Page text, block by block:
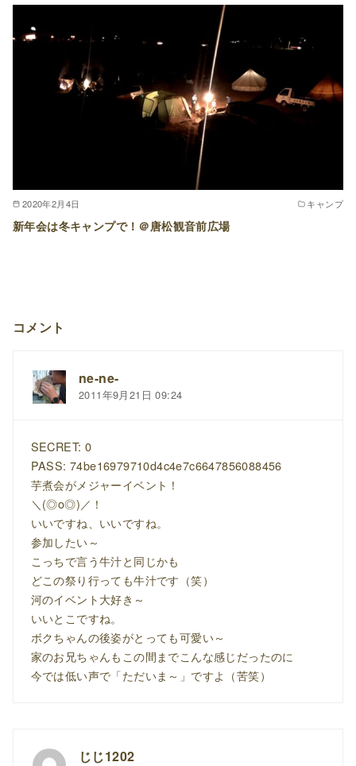
2020年2月4日 キャンプ
新年会は冬キャンプで！＠唐松観音前広場
コメント
ne-ne-
2011年9月21日 09:24
SECRET: 0
PASS: 74be16979710d4c4e7c6647856088456
芋煮会がメジャーイベント！
＼(◎o◎)／！
いいですね、いいですね。
参加したい～
こっちで言う牛汁と同じかも
どこの祭り行っても牛汁です（笑）
河のイベント大好き～
いいとこですね。
ボクちゃんの後姿がとっても可愛い～
家のお兄ちゃんもこの間までこんな感じだったのに
今では低い声で「ただいま～」ですよ（苦笑）
じじ1202